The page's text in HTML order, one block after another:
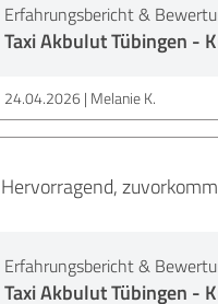
Erfahrungsbericht &
Taxi Akbulut Tübingen -
24.04.2026 Melanie K.
Hervorragend,
Erfahrungsbericht &
Taxi Akbulut Tübingen -